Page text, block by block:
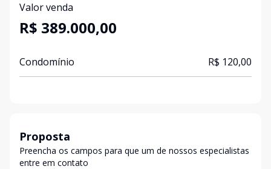
Valor venda
R$ 389.000,00
Condomínio R$ 120,00
Proposta
Preencha os campos para que um de nossos especialistas
entre em contato